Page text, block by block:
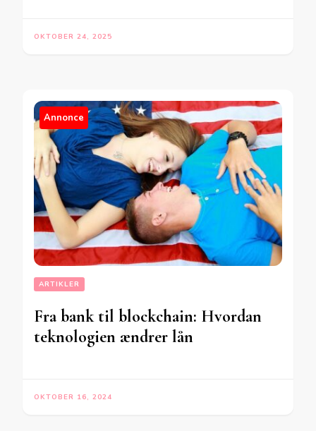
OKTOBER 24, 2025
Annonce
ARTIKLER
Fra bank til blockchain: Hvordan
teknologien ændrer lån
OKTOBER 16, 2024